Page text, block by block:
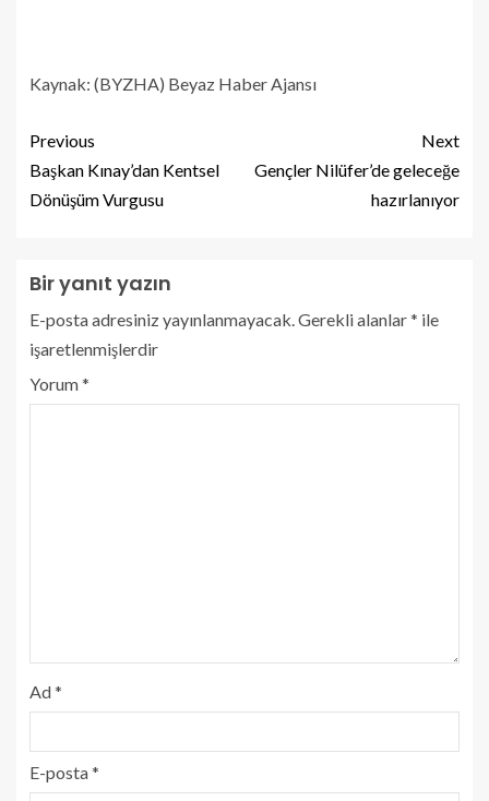
Kaynak: (BYZHA) Beyaz Haber Ajansı
Previous
Başkan Kınay’dan Kentsel
Dönüşüm Vurgusu
Next
Gençler Nilüfer’de geleceğe
hazırlanıyor
Bir yanıt yazın
E-posta adresiniz yayınlanmayacak. Gerekli alanlar* ile
işaretlenmişlerdir
Yorum*
Ad*
E-posta*